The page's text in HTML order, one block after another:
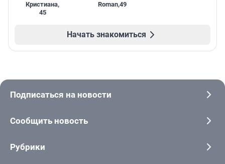
Кристиана,
45
Roman,49
Начать знакомиться
Подписаться на новости
Сообщить новость
Рубрики